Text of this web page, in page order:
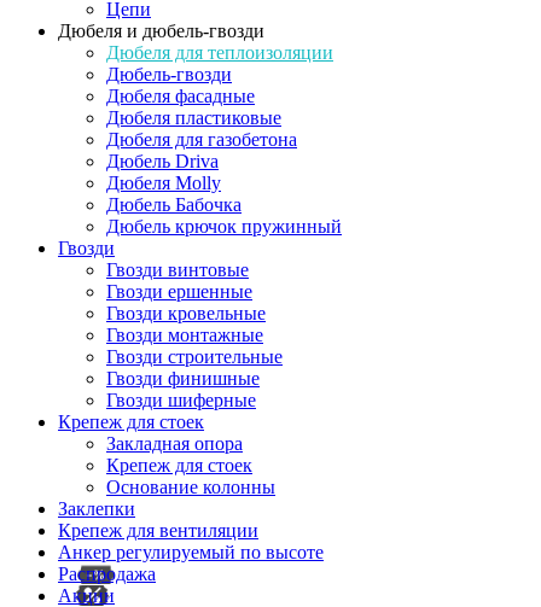
Цепи
Дюбеля и дюбель-гвозди
Дюбеля для теплоизоляции
Дюбель-гвозди
Дюбеля фасадные
Дюбеля пластиковые
Дюбеля для газобетона
Дюбель Driva
Дюбеля Molly
Дюбель Бабочка
Дюбель крючок пружинный
Гвозди
Гвозди винтовые
Гвозди ершенные
Гвозди кровельные
Гвозди монтажные
Гвозди строительные
Гвозди финишные
Гвозди шиферные
Крепеж для стоек
Закладная опора
Крепеж для стоек
Основание колонны
Заклепки
Крепеж для вентиляции
Анкер регулируемый по высоте
Распродажа
Акции